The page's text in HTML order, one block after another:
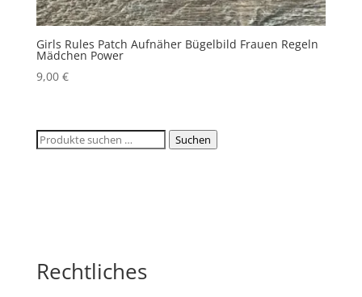
Girls Rules Patch Aufnäher Bügelbild Frauen Regeln
Mädchen Power
9,00 €
Suchen
Suchen
Rechtliches